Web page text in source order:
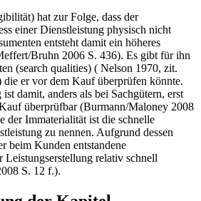
hat zur Folge, dass der
einer Dienstleistung physisch nicht
entsteht damit ein höheres
Bruhn 2006 S. 436). Es gibt für ihn
(search qualities) ( Nelson 1970, zit.
die er vor dem Kauf überprüfen könnte.
damit, anders als bei Sachgütern, erst
überprüfbar (Burmann/Maloney 2008
der Immaterialität ist die schnelle
zu nennen. Aufgrund dessen
beim Kunden entstandene
Leistungserstellung relativ schnell
S. 12 f.).